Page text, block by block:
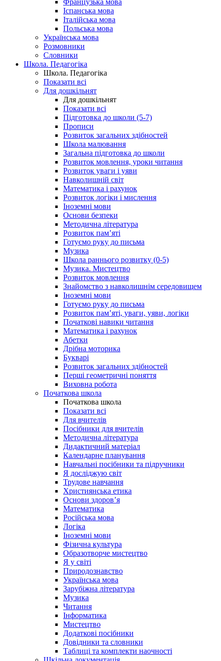
Французька мова
Іспанська мова
Італійська мова
Польська мова
Українська мова
Розмовники
Словники
Школа. Педагогіка
Школа. Педагогіка
Показати всі
Для дошкільнят
Для дошкільнят
Показати всі
Підготовка до школи (5-7)
Прописи
Розвиток загальних здібностей
Школа малювання
Загальна підготовка до школи
Розвиток мовлення, уроки читання
Розвиток уваги і уяви
Навколишній світ
Математика і рахунок
Розвиток логіки і мислення
Іноземні мови
Основи безпеки
Методична література
Розвиток пам’яті
Готуємо руку до письма
Музика
Школа раннього розвитку (0-5)
Музика. Мистецтво
Розвиток мовлення
Знайомство з навколишнім середовищем
Іноземні мови
Готуємо руку до письма
Розвиток пам’яті, уваги, уяви, логіки
Початкові навики читання
Математика і рахунок
Абетки
Дрібна моторика
Букварі
Розвиток загальних здібностей
Перші геометричні поняття
Виховна робота
Початкова школа
Початкова школа
Показати всі
Для вчителів
Посібники для вчителів
Методична література
Дидактичний матеріал
Календарне планування
Навчальні посібники та підручники
Я досліджую світ
Трудове навчання
Християнська етика
Основи здоров’я
Математика
Російська мова
Логіка
Іноземні мови
Фізична культура
Образотворче мистецтво
Я у світі
Природознавство
Українська мова
Зарубіжна література
Музика
Читання
Інформатика
Мистецтво
Додаткові посібники
Довідники та словники
Таблиці та комплекти наочності